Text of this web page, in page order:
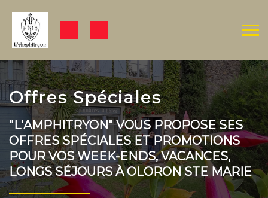
Offres Spéciales
"L'AMPHITRYON" VOUS PROPOSE SES
OFFRES SPÉCIALES ET PROMOTIONS
POUR VOS WEEK-ENDS, VACANCES,
LONGS SÉJOURS À OLORON STE MARIE